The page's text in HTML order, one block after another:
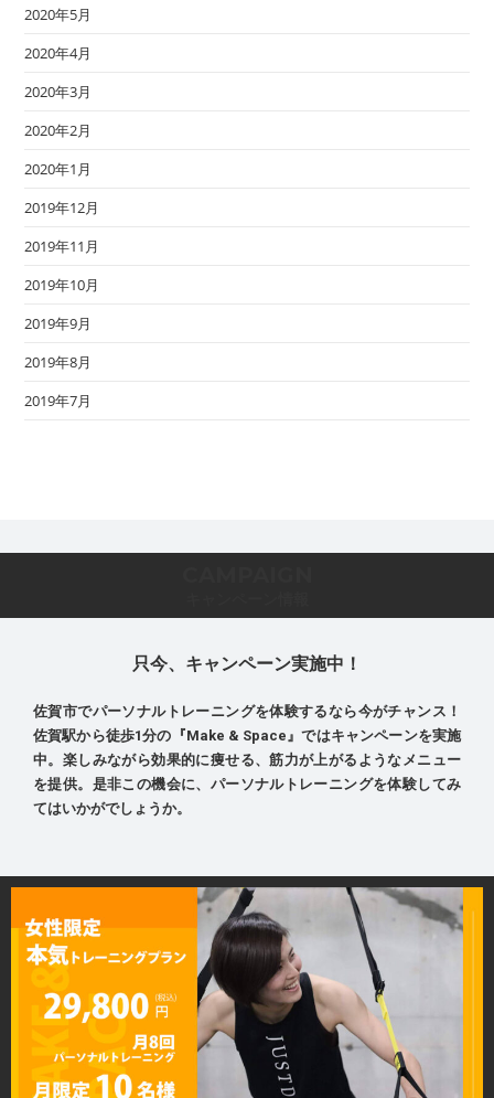
2020年5月
2020年4月
2020年3月
2020年2月
2020年1月
2019年12月
2019年11月
2019年10月
2019年9月
2019年8月
2019年7月
只今、キャンペーン実施中！
佐賀市でパーソナルトレーニングを体験するなら今がチャンス！
佐賀駅から徒歩1分の『Make & Space』ではキャンペーンを実施
中。楽しみながら効果的に痩せる、筋力が上がるようなメニュー
を提供。是非この機会に、パーソナルトレーニングを体験してみ
てはいかがでしょうか。